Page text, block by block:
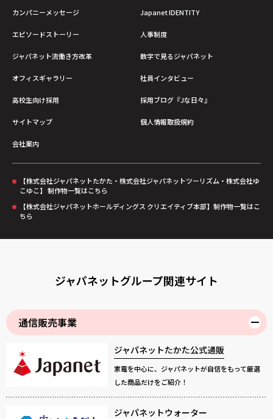
カンパニーメッセージ Japanet IDENTITY
エピソードストーリー 人事制度
ジャパネット流働き方改革 数字で見るジャパネット
オフィスギャラリー 社員インタビュー
高校生向け採用 採用ブログ『Jな日々』
サイトマップ 個人情報取扱規約
会社案内
【株式会社ジャパネットたかた・株式会社ジャパネットツーリズム・株式会社ゆ
こゆこ】 制作物一覧はこちら
【株式会社ジャパネットホールディングス クリエイティブ本部】制作物一覧はこ
ちら
ジャパネットグループ関連サイト
通信販売事業
ジャパネットたかた公式通販
家電を中心に、ジャパネットが自信をもって厳選
した商品だけをご紹介！
ジャパネットウォーター